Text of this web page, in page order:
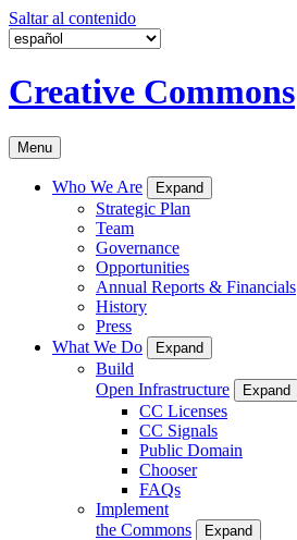
Saltar al contenido
Creative Commons
Menu
Who We Are Expand
Strategic Plan
Team
Governance
Opportunities
Annual Reports & Financials
History
Press
What We Do
Expand
Build
Open Infrastructure
Expand
CC Licenses
CC Signals
Public Domain
Chooser
FAQs
Implement
the Commons
Expand